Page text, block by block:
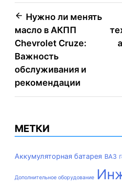
Навигация
по
записям
Нужно ли менять
масло в АКПП
Chevrolet Cruze:
Важность
обслуживания и
рекомендации
МЕТКИ
Аккумуляторная батарея ВАЗ
Дополнительное оборудование